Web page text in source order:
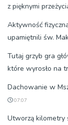
z pięknymi
Aktywność
upamiętnili św.
Tutaj grzyb gra
które wyrosło na
Dachowanie w
07:07
Utworzą kilometry